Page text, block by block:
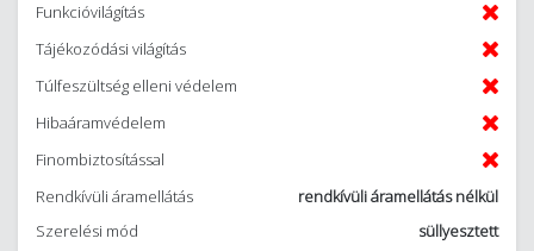
Funkcióvilágítás
Tájékozódási világítás
Túlfeszültség elleni védelem
Hibaáramvédelem
Finombiztosítással
Rendkívüli áramellátás
rendkívüli áramellátás nélkül
Szerelési mód
süllyesztett